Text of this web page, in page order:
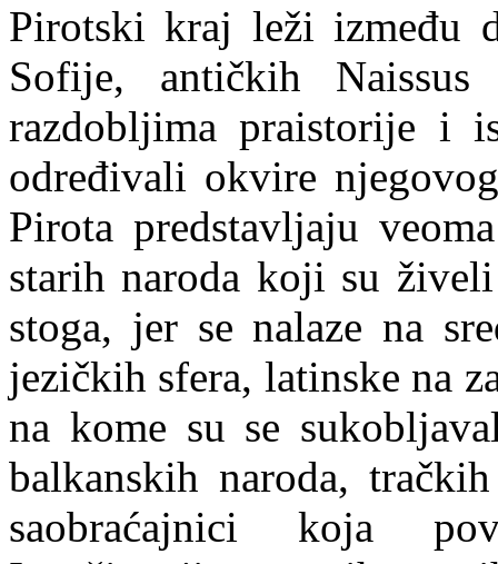
Pirotski kraj leži između
Sofije, antičkih
razdobljima praistorije i
određivali okvire
Pirota predstavljaju
starih naroda koji su
stoga, jer se nalaze na
jezičkih sfera, latinske na
na kome su se
balkanskih naroda,
saobraćajnici koja